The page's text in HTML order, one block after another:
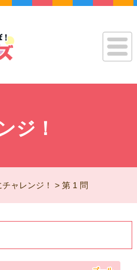
ジ！
ャレンジ！ 第 1 問